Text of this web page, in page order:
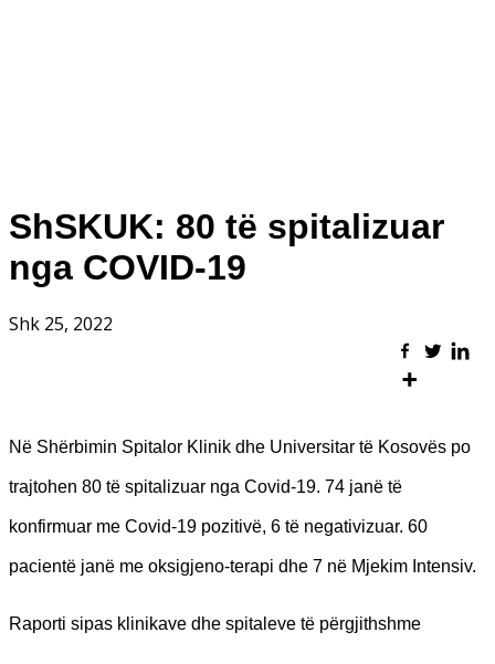
ShSKUK: 80 të spitalizuar
nga COVID-19
Shk 25, 2022
Në Shërbimin Spitalor Klinik dhe Universitar të Kosovës po
trajtohen 80 të spitalizuar nga Covid-19. 74 janë të
konfirmuar me Covid-19 pozitivë, 6 të negativizuar. 60
pacientë janë me oksigjeno-terapi dhe 7 në Mjekim Intensiv.
Raporti sipas klinikave dhe spitaleve të përgjithshme